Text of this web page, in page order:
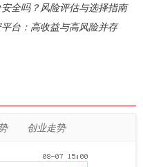
全吗？风险评估与选择指南
台：高收益与高风险并存
创业走势